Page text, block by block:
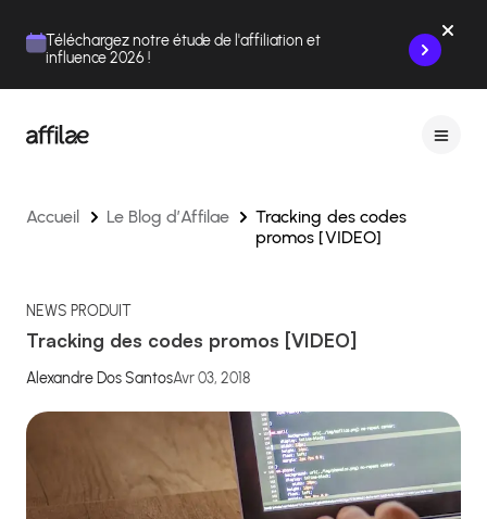
Téléchargez notre étude de l'affiliation et
influence 2026 !
Accueil Le Blog d’Affilae
Tracking des codes
promos [VIDEO]
NEWS PRODUIT
Tracking des codes promos [VIDEO]
Alexandre Dos SantosAvr 03, 2018